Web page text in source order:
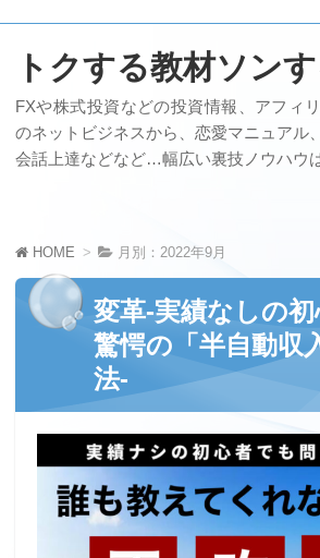
トクする教材ソン
FXや株式投資などの投資情報、アフィ
のネットビジネスから、恋愛マニュアル
会話上達などなど…幅広い裏技ノウハウ
HOME 月別：2022年9月
変革-実績なしの
驚愕の「半自動収
法-